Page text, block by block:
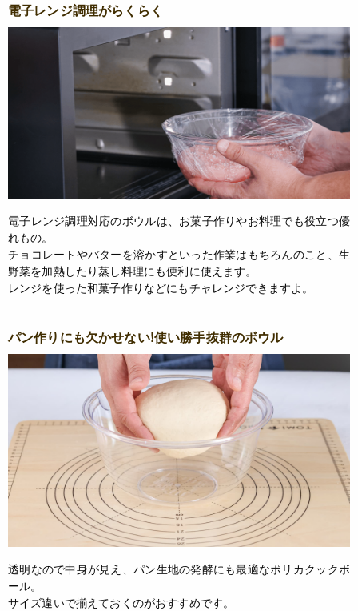
電子レンジ調理がらくらく
電子レンジ調理対応のボウルは、お菓子作りやお料理でも役立つ優
れもの。
チョコレートやバターを溶かすといった作業はもちろんのこと、生
野菜を加熱したり蒸し料理にも便利に使えます。
レンジを使った和菓子作りなどにもチャレンジできますよ。
パン作りにも欠かせない!使い勝手抜群のボウル
透明なので中身が見え、パン生地の発酵にも最適なポリカクックボ
ール。
サイズ違いで揃えておくのがおすすめです。